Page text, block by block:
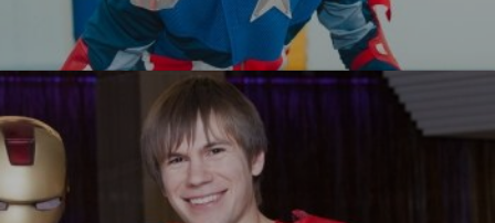
УЗНАТЬ БОЛЬШЕ
Капитан Америка